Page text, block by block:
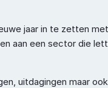
jaar in te zetten
aan een sector die
uitdagingen maar